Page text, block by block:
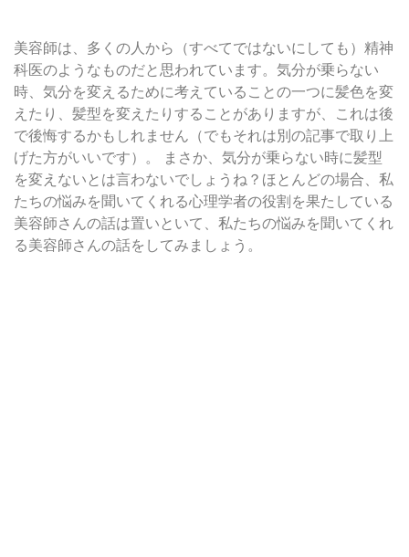
美容師は、多くの人から（すべてではないにしても）精神
科医のようなものだと思われています。気分が乗らない
時、気分を変えるために考えていることの一つに髪色を変
えたり、髪型を変えたりすることがありますが、これは後
で後悔するかもしれません（でもそれは別の記事で取り上
げた方がいいです）。 まさか、気分が乗らない時に髪型
を変えないとは言わないでしょうね？ほとんどの場合、私
たちの悩みを聞いてくれる心理学者の役割を果たしている
美容師さんの話は置いといて、私たちの悩みを聞いてくれ
る美容師さんの話をしてみましょう。